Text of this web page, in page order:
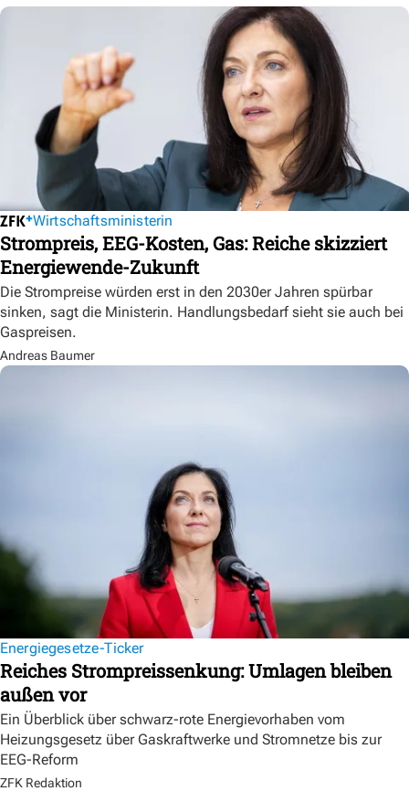
Wirtschaftsministerin
Strompreis, EEG-Kosten, Gas: Reiche skizziert
Energiewende-Zukunft
Die Strompreise würden erst in den 2030er Jahren spürbar
sinken, sagt die Ministerin. Handlungsbedarf sieht sie auch bei
Gaspreisen.
Andreas Baumer
Energiegesetze-Ticker
Reiches Strompreissenkung: Umlagen bleiben
außen vor
Ein Überblick über schwarz-rote Energievorhaben vom
Heizungsgesetz über Gaskraftwerke und Stromnetze bis zur
EEG-Reform
ZFK Redaktion